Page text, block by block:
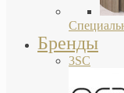
Бренды
3SC